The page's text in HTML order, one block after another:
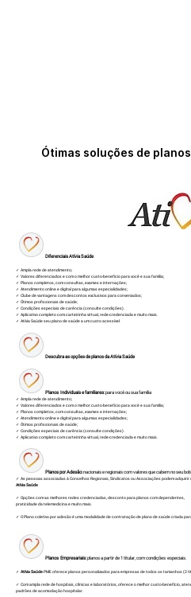
Ótimas soluções de
Diferenciais Atívia Saúde
✓ Ampla rede de atendimento;
✓ Valores diferenciados e com o melhor custo-benefício para você e sua família;
✓ Planos completos, com consultas, exames e internações;
✓ Atendimento online e digital para algumas especialidades;
✓ Clube de vantagens com descontos exclusivos para conveniados;
✓ Ótimos profissionais de saúde;
✓ Condições especiais de carência (consulte condições).
✓ Aplicativo completo com carteirinha virtual, rede-credenciada e muito mais.
✓ Atívia Saúde seu plano de saúde a um custo acessível.
Descubra as opções de planos da Atívia Saúde
Planos Individuais e familiares:para você ou sua família
✓ Ampla rede de atendimento;
✓ Valores diferenciados e com o melhor custo-benefício para você e sua família;
✓ Planos completos, com consultas, exames e internações;
✓ Atendimento online e digital para algumas especialidades;
✓ Ótimos profissionais de saúde;
✓ Condições especiais de carência (consulte condições).
✓ Aplicativo completo com carteirinha virtual, rede-credenciada e muito mais.
Planos por Adesão:nacionais e regionais com valores que cabem no seu
✓ As pessoas associadas à Conselhos Regionais, Sindicatos ou Associações podem
Atívia Saúde
✓ Opções com as melhores redes credenciadas, desconto para planos com dependentes,
praticidade da telemedicina e muito mais.
✓ O Plano coletivo por adesão é uma modalidade de contratação de plano de saúde criada
Planos Empresariais:planos a partir de 1 titular, com condições especiais.
✓ Atívia SaúdePME oferece planos personalizados para empresas de todos os tamanhos (2
✓ Com ampla rede de hospitais, clínicas e laboratórios, oferece o melhor custo-benefício,
padrões de acomodação hospitalar.